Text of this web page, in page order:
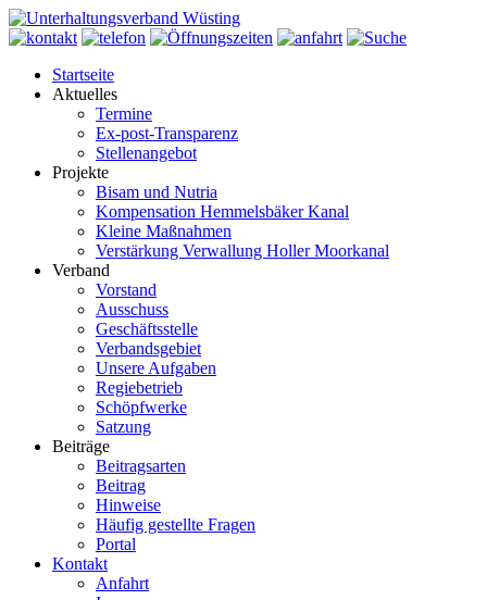
Startseite
Aktuelles
Termine
Ex-post-Transparenz
Stellenangebot
Projekte
Bisam und Nutria
Kompensation Hemmelsbäker Kanal
Kleine Maßnahmen
Verstärkung Verwallung Holler Moorkanal
Verband
Vorstand
Ausschuss
Geschäftsstelle
Verbandsgebiet
Unsere Aufgaben
Regiebetrieb
Schöpfwerke
Satzung
Beiträge
Beitragsarten
Beitrag
Hinweise
Häufig gestellte Fragen
Portal
Kontakt
Anfahrt